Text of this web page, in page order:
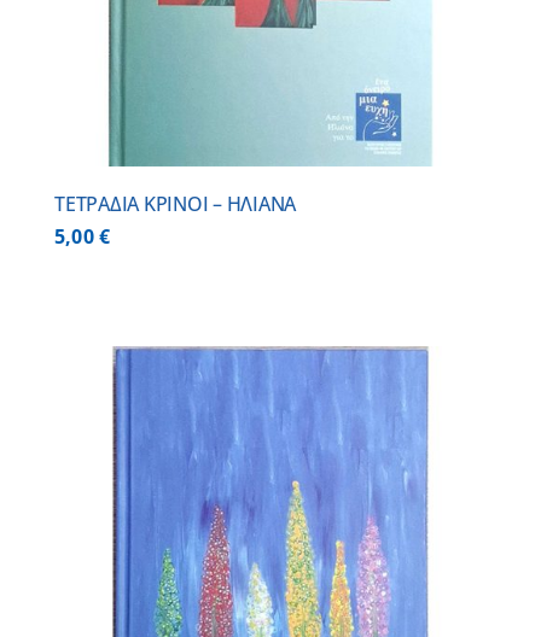
ΤΕΤΡΑΔΙΑ ΚΡΙΝΟΙ – ΗΛΙΑΝΑ
5,00€